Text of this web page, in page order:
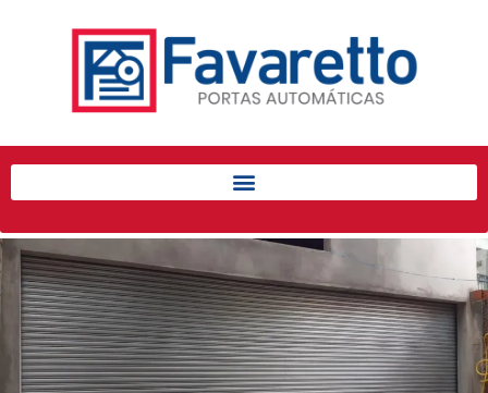
Início
Produtos
Porta de Enrolar Automática
Automatizadores
Acessórios Para Portas de
Enrolar